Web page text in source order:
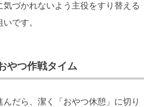
気づかれないよう主役をすり替える
です。
やつ作戦タイム
んだら、潔く「おやつ休憩」に切り